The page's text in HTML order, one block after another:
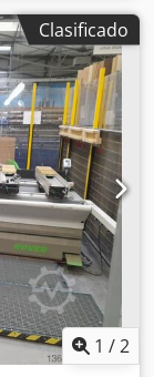
Clasificado
1 /2